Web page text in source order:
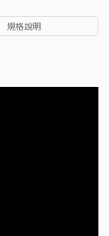
規格說明